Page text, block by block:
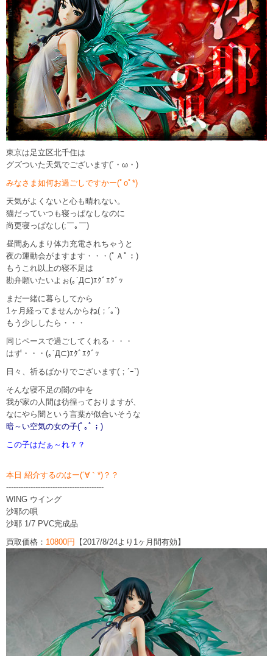
東京は足立区北千住は
グズついた天気でございます(´・ω・)
みなさま如何お過ごしですかー(ﾟoﾟ*)
天気がよくないと心も晴れない。
猫だっていつも寝っぱなしなのに
尚更寝っぱなし(;￣｡￣)
昼間あんまり体力充電されちゃうと
夜の運動会がますます・・・(ﾟＡﾟ；)
もうこれ以上の寝不足は
勘弁願いたいよぉ(｡´Д⊂)ｴｸﾞｴｸﾞｯ
まだ一緒に暮らしてから
1ヶ月経ってませんからね(；´｡`)
もう少ししたら・・・
同じペースで過ごしてくれる・・・
はず・・・(｡´Д⊂)ｴｸﾞｴｸﾞｯ
日々、祈るばかりでございます(；´ｰ`)
そんな寝不足の闇の中を
我が家の人間は彷徨っておりますが、
なにやら闇という言葉が似合いそうな
暗～い空気の女の子(ﾟ｡ﾟ；)
この子はだぁ～れ？？
本日 紹介するのはー(´∀｀*)？？
----------------------------------------
WING ウイング
沙耶の唄
沙耶 1/7 PVC完成品
買取価格： 10800円 【2017/8/24より1ヶ月間有効】